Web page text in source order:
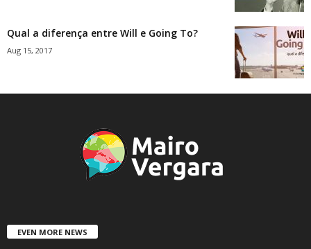
Qual a diferença entre Will e Going To?
Aug 15, 2017
EVEN MORE NEWS